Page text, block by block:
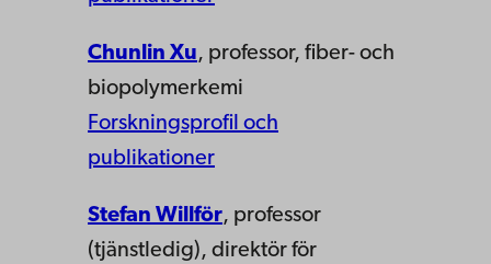
Chunlin Xu, professor, fiber- och
biopolymerkemi
Forskningsprofil och
publikationer
Stefan Willför, professor
(tjänstledig), direktör för